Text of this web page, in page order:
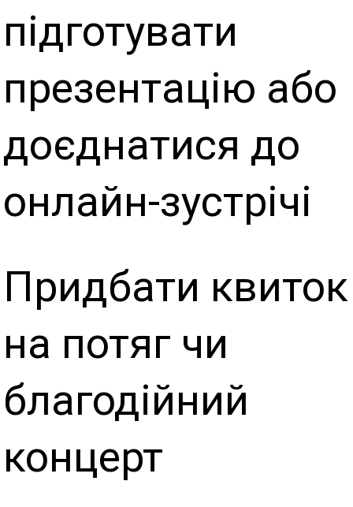
підготувати
презентацію або
доєднатися до
онлайн-зустрічі
Придбати квиток
на потяг чи
благодійний
концерт